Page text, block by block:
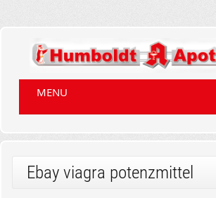
MENU
Ebay viagra potenzmittel